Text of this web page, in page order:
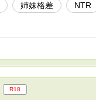
姉妹格差 NTR
R18